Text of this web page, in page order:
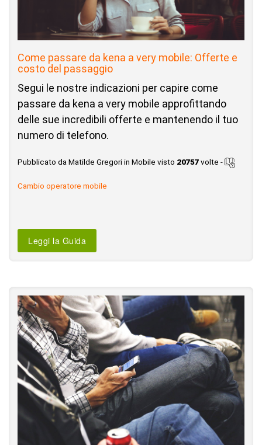
Come passare da kena a very mobile: Offerte e
costo del passaggio
Segui le nostre indicazioni per capire come
passare da kena a very mobile approfittando
delle sue incredibili offerte e mantenendo il tuo
numero di telefono.
Pubblicato da Matilde Gregori in Mobile visto 20757volte -
Cambio operatore mobile
Leggi la Guida